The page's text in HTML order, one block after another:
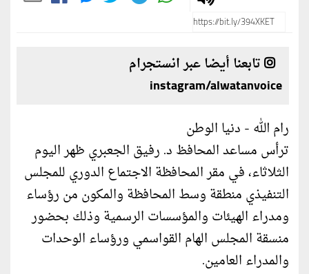
تابعنا أيضا عبر انستجرام
instagram/alwatanvoice
رام الله - دنيا الوطن
ترأس مساعد المحافظ د. رفيق الجعبري ظهر اليوم
الثلاثاء، في مقر المحافظة الاجتماع الدوري للمجلس
التنفيذي منطقة وسط المحافظة والمكون من رؤساء
ومدراء الهيئات والمؤسسات الرسمية وذلك بحضور
منسقة المجلس الهام القواسمي ورؤساء الوحدات
والمدراء العامين.